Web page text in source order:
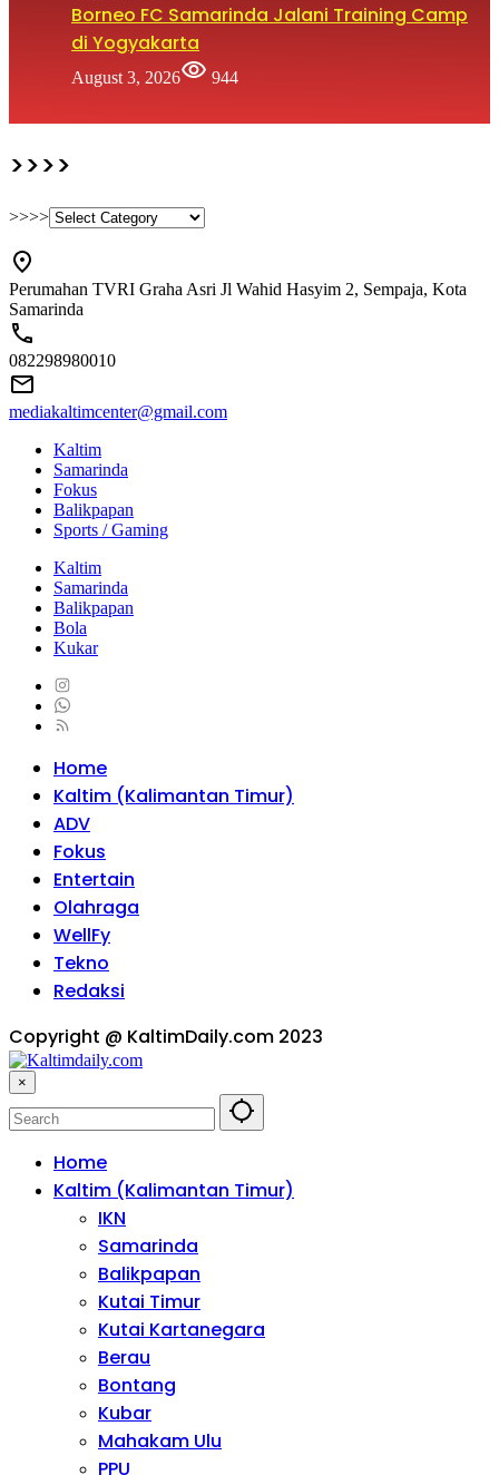
Borneo FC Samarinda Jalani Training Camp
di Yogyakarta
August 3, 2026 944
>>>>
>>>>
Perumahan TVRI Graha Asri Jl Wahid Hasyim 2, Sempaja, Kota
Samarinda
082298980010
mediakaltimcenter@gmail.com
Kaltim
Samarinda
Fokus
Balikpapan
Sports / Gaming
Kaltim
Samarinda
Balikpapan
Bola
Kukar
Home
Kaltim (Kalimantan Timur)
ADV
Fokus
Entertain
Olahraga
WellFy
Tekno
Redaksi
Copyright @ KaltimDaily.com 2023
×
Home
Kaltim (Kalimantan Timur)
IKN
Samarinda
Balikpapan
Kutai Timur
Kutai Kartanegara
Berau
Bontang
Kubar
Mahakam Ulu
PPU